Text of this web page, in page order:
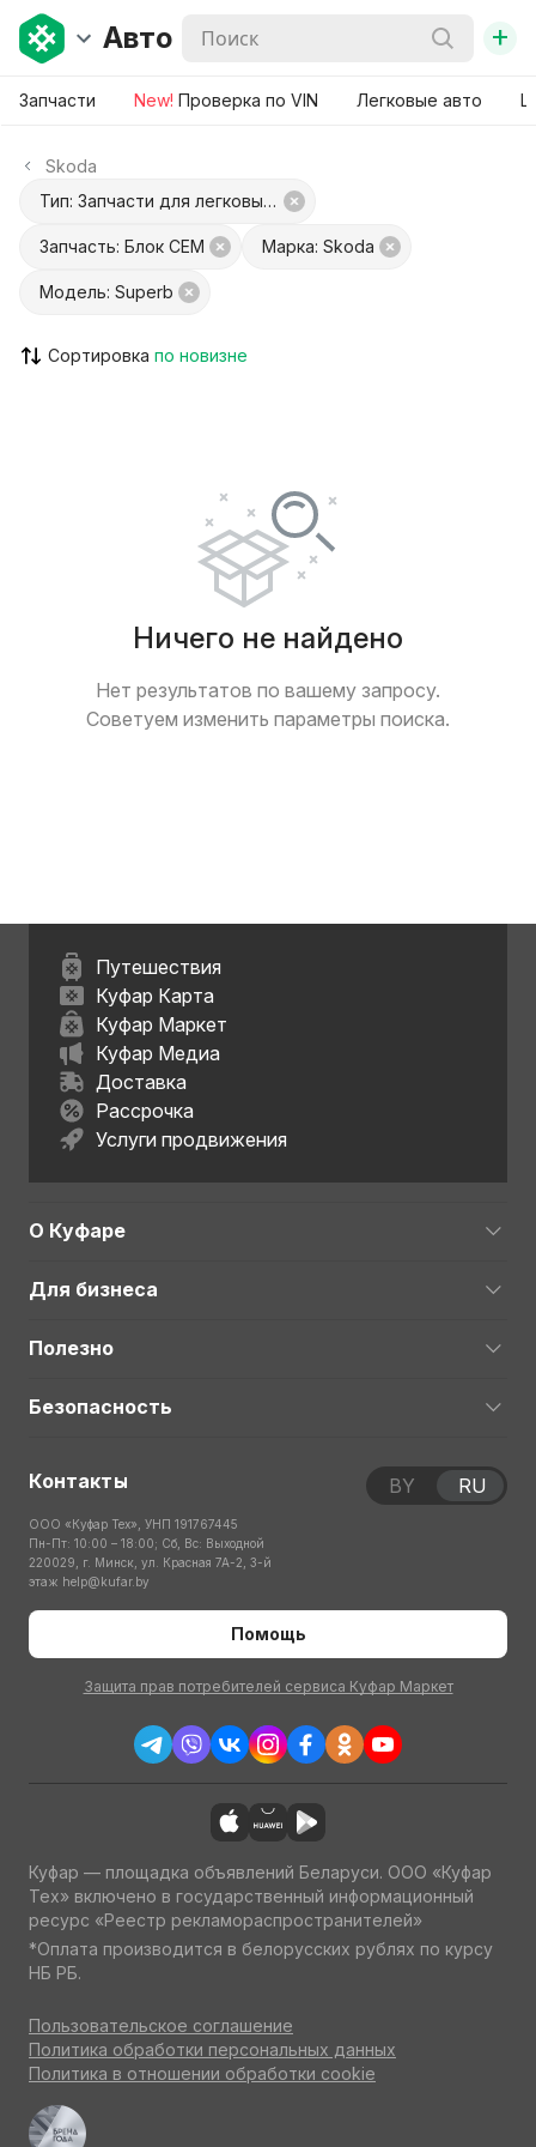
Авто +
Запчасти New! Проверка по VIN Легковые авто
Skoda
Тип: Запчасти для легковых авто
Запчасть: Блок CEM Марка: Skoda
Модель: Superb
Сортировка
Ничего не найдено
Нет результатов по вашему запросу.
Советуем изменить параметры поиска.
Путешествия
Куфар Карта
Куфар Маркет
Куфар Медиа
Доставка
Рассрочка
Услуги продвижения
О Куфаре
Для бизнеса
Полезно
Безопасность
Контакты
ООО «Куфар Тех», УНП 191767445
Пн-Пт: 10:00 – 18:00; Сб, Вс: Выходной
220029, г. Минск, ул. Красная 7А-2, 3-й
этаж help@kufar.by
Помощь
Защита прав потребителей сервиса Куфар Маркет
BY RU
Куфар — площадка объявлений Беларуси. ООО «Куфар
Тех» включено в государственный информационный
ресурс «Реестр рекламораспространителей»
*Оплата производится в белорусских рублях по курсу
НБ РБ.
Пользовательское соглашение
Политика обработки персональных данных
Политика в отношении обработки cookie